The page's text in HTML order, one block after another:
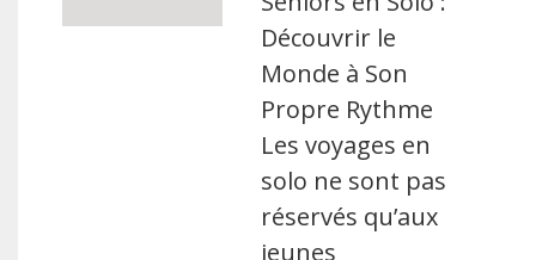
Découvrir le
Monde à Son
Propre Rythme
Les voyages en
solo ne sont pas
réservés qu’aux
jeunes